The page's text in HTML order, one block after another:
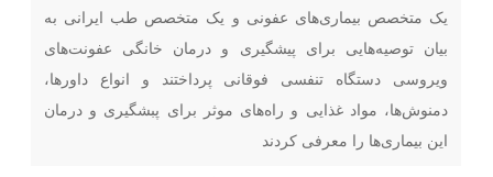
یک متخصص بیماری‌های عفونی و یک متخصص طب ایرانی به
بیان توصیه‌هایی برای پیشگیری و درمان خانگی عفونت‌های
ویروسی دستگاه تنفسی فوقانی پرداختند و انواع داورها،
دمنوش‌ها، مواد غذایی و راه‌های موثر برای پبشگیری و درمان
این بیماری‌ها را معرفی کردند